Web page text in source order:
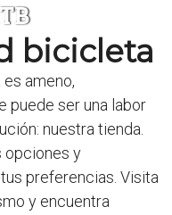
bicicleta
ameno,
puede ser una labor
nuestra tienda.
opciones y
preferencias. Visita
y encuentra